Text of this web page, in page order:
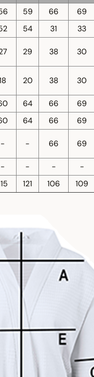
59 66
69
54 31
33
29 38 30
20 38 30
64 66
69
64 66
69
- - 66 69
- - -
-
121 106 109